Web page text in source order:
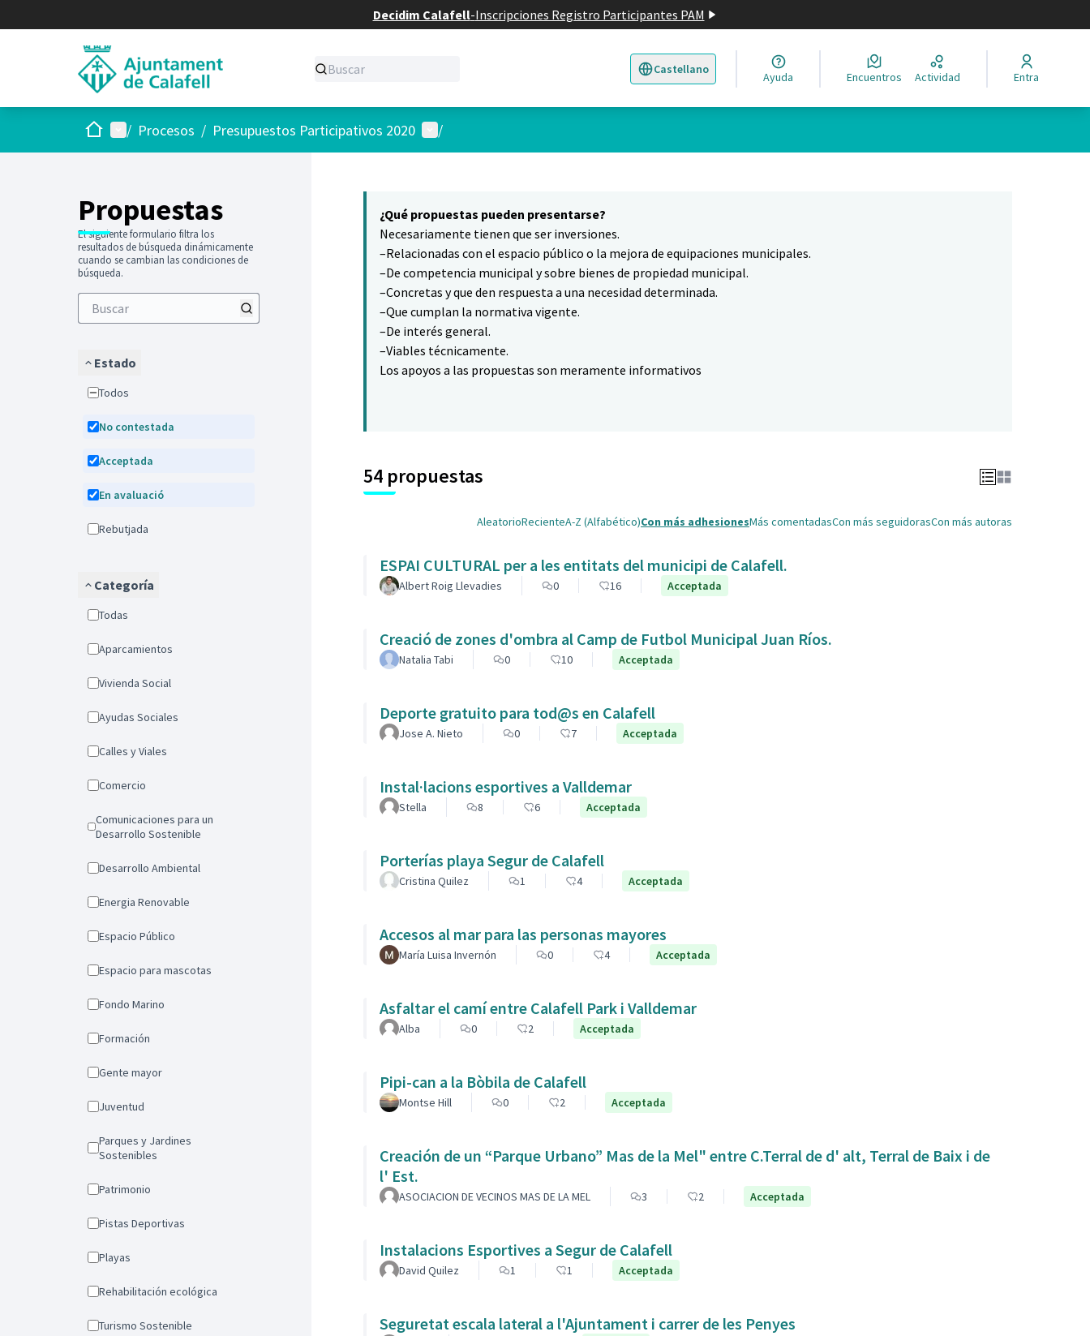
Decidim Calafell-Inscripciones Registro Participantes PAM
Castellano
Triar la llengua Elegir el idioma
Ayuda Encuentros Actividad Entra
InicioMenú principal
/ Procesos / Presupuestos Participativos 2020 Menú de usuario
/
Propuestas
El siguiente formulario filtra los
resultados de búsqueda dinámicamente
cuando se cambian las condiciones de
búsqueda.
Estado
Todos
No contestada
Acceptada
En avaluació
Rebutjada
Categoría
Todas
Aparcamientos
Vivienda Social
Ayudas Sociales
Calles y Viales
Comercio
Comunicaciones para un
Desarrollo Sostenible
Desarrollo Ambiental
Energia Renovable
Espacio Público
Espacio para mascotas
Fondo Marino
Formación
Gente mayor
Juventud
Parques y Jardines
Sostenibles
Patrimonio
Pistas Deportivas
Playas
Rehabilitación ecológica
Turismo Sostenible
¿Qué propuestas pueden presentarse?
Necesariamente tienen que ser inversiones.
–Relacionadas con el espacio público o la mejora de equipaciones municipales.
–De competencia municipal y sobre bienes de propiedad municipal.
–Concretas y que den respuesta a una necesidad determinada.
–Que cumplan la normativa vigente.
–De interés general.
–Viables técnicamente.
Los apoyos a las propuestas son meramente informativos
54 propuestas
AleatorioRecienteA-Z (Alfabético)Con más adhesionesMás comentadasCon más seguidorasCon más autoras
ESPAI CULTURAL per a les entitats del municipi de Calafell.
Albert Roig Llevadies 0 16 Acceptada
Creació de zones d'ombra al Camp de Futbol Municipal Juan Ríos.
Natalia Tabi 0 10 Acceptada
Deporte gratuito para tod@s en Calafell
Jose A. Nieto 0 7 Acceptada
Instal·lacions esportives a Valldemar
Stella 8 6 Acceptada
Porterías playa Segur de Calafell
Cristina Quilez 1 4 Acceptada
Accesos al mar para las personas mayores
María Luisa Invernón 0 4 Acceptada
Asfaltar el camí entre Calafell Park i Valldemar
Alba 0 2 Acceptada
Pipi-can a la Bòbila de Calafell
Montse Hill 0 2 Acceptada
Creación de un “Parque Urbano” Mas de la Mel" entre C.Terral de d' alt, Terral de Baix i de
l' Est.
ASOCIACION DE VECINOS MAS DE LA MEL 3 2 Acceptada
Instalacions Esportives a Segur de Calafell
David Quilez 1 1 Acceptada
Seguretat escala lateral a l'Ajuntament i carrer de les Penyes